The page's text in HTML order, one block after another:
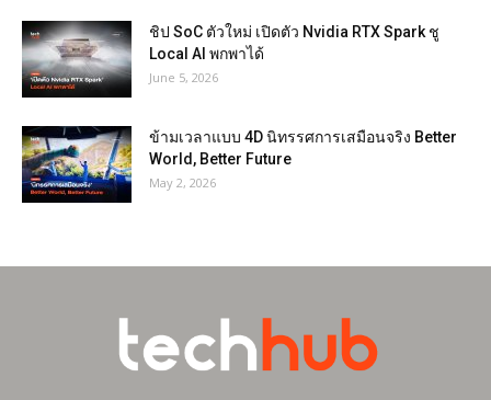
ชิป SoC ตัวใหม่ เปิดตัว Nvidia RTX Spark ชู
Local AI พกพาได้
June 5, 2026
ข้ามเวลาแบบ 4D นิทรรศการเสมือนจริง Better
World, Better Future
May 2, 2026